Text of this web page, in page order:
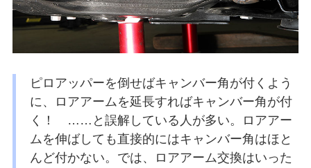
ピロアッパーを倒せばキャンバー角が付くよう
に、ロアアームを延長すればキャンバー角が付
く！ ……と誤解している人が多い。ロアアー
ムを伸ばしても直接的にはキャンバー角はほと
んど付かない。では、ロアアーム交換はいった